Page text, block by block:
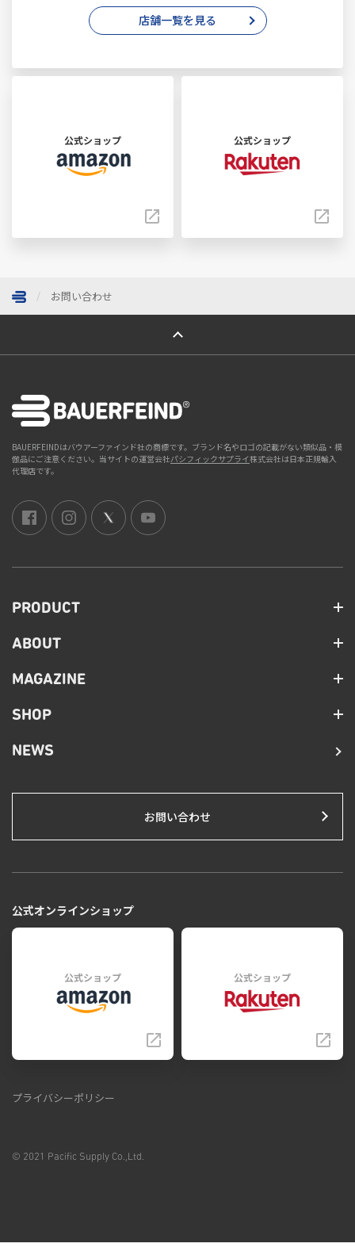
店舗一覧を見る
公式ショップ 公式ショップ
お問い合わせ
ページトップへ
BAUERFEINDはバウアーファインド社の商標です。ブランド名やロゴの記載がない類似品・模
倣品にご注意ください。当サイトの運営会社パシフィックサプライ株式会社は日本正規輸入
代理店です。
PRODUCT
ABOUT
MAGAZINE
SHOP
NEWS
お問い合わせ
公式オンラインショップ
公式ショップ 公式ショップ
プライバシーポリシー
© 2021 Pacific Supply Co.,Ltd.